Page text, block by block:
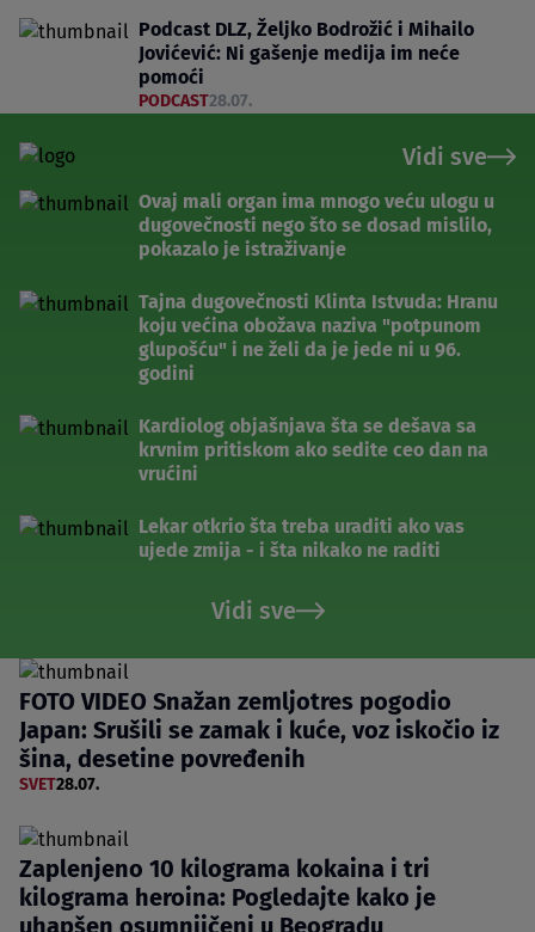
Podcast DLZ, Željko Bodrožić i Mihailo
Jovićević: Ni gašenje medija im neće
pomoći
PODCAST28.07.
Vidi sve
Ovaj mali organ ima mnogo veću ulogu u
dugovečnosti nego što se dosad mislilo,
pokazalo je istraživanje
Tajna dugovečnosti Klinta Istvuda: Hranu
koju većina obožava naziva "potpunom
glupošću" i ne želi da je jede ni u 96.
godini
Kardiolog objašnjava šta se dešava sa
krvnim pritiskom ako sedite ceo dan na
vrućini
Lekar otkrio šta treba uraditi ako vas
ujede zmija - i šta nikako ne raditi
Vidi sve
FOTO VIDEO Snažan zemljotres pogodio
Japan: Srušili se zamak i kuće, voz iskočio iz
šina, desetine povređenih
SVET28.07.
Zaplenjeno 10 kilograma kokaina i tri
kilograma heroina: Pogledajte kako je
uhapšen osumnjičeni u Beogradu